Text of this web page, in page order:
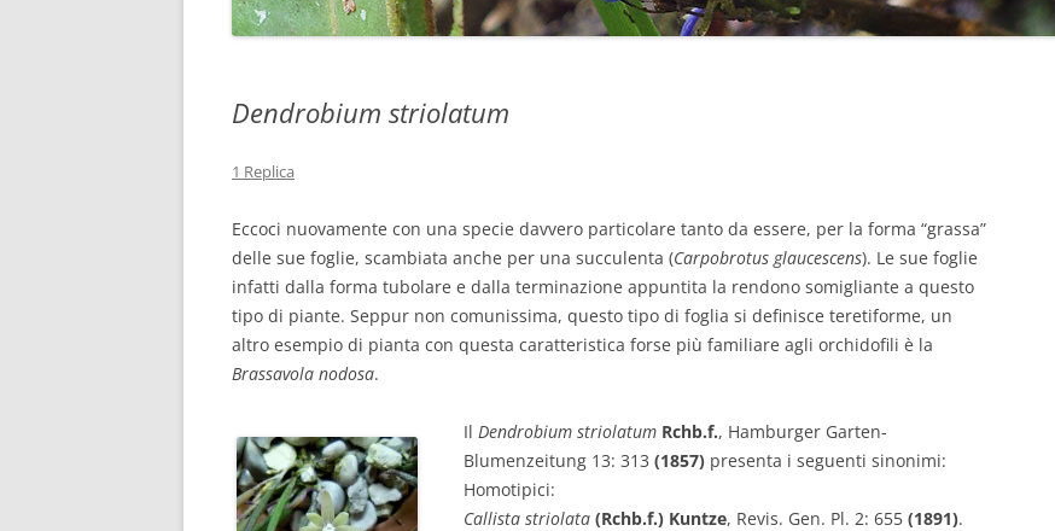
Dendrobium striolatum
1 Replica
Eccoci nuovamente con una specie davvero particolare tanto da essere, per la forma “grassa”
delle sue foglie, scambiata anche per una succulenta (Carpobrotus glaucescens). Le sue foglie
infatti dalla forma tubolare e dalla terminazione appuntita la rendono somigliante a questo
tipo di piante. Seppur non comunissima, questo tipo di foglia si definisce teretiforme, un
altro esempio di pianta con questa caratteristica forse più familiare agli orchidofili è la
Brassavola nodosa.
Il Dendrobium striolatum Rchb.f., Hamburger Garten-
Blumenzeitung 13: 313 (1857) presenta i seguenti sinonimi:
Homotipici:
Callista striolata (Rchb.f.) Kuntze, Revis. Gen. Pl. 2: 655 (1891).